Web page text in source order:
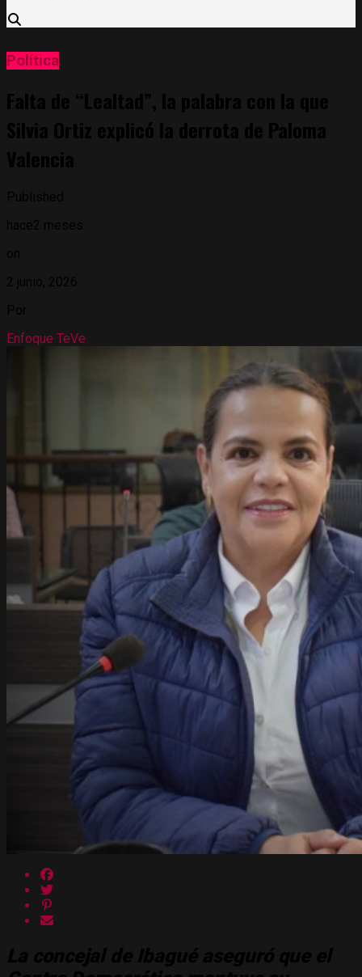
Política
Enfoque TeVe